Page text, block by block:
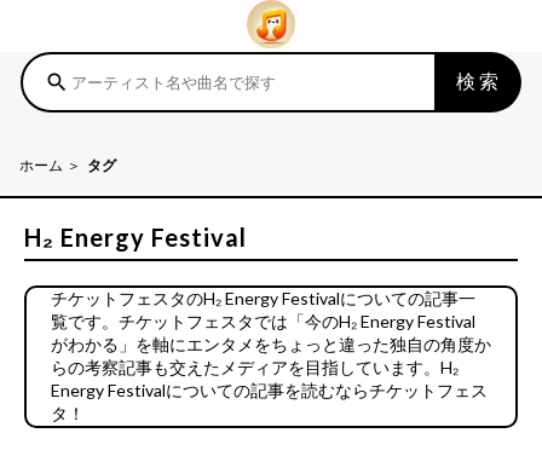
search 検索
ホーム タグ
H₂ Energy Festival
チケットフェスタのH₂ Energy Festivalについての記事一
覧です。チケットフェスタでは「今のH₂ Energy Festival
がわかる」を軸にエンタメをちょっと違った独自の角度か
らの考察記事も交えたメディアを目指しています。H₂
Energy Festivalについての記事を読むならチケットフェス
タ！